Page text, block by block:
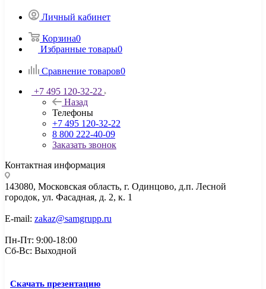
Личный кабинет
Корзина0
Избранные товары0
Сравнение товаров0
+7 495 120-32-22
Назад
Телефоны
+7 495 120-32-22
8 800 222-40-09
Заказать звонок
Контактная информация
143080, Mосковская область, г. Одинцово, д.п. Лесной
городок, ул. Фасадная, д. 2, к. 1
E-mail: zakaz@samgrupp.ru
Пн-Пт: 9:00-18:00
Сб-Вс: Выходной
Скачать презентацию